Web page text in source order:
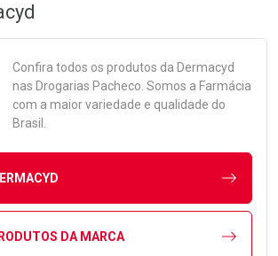
Confira todos os produtos da Dermacyd
nas Drogarias Pacheco. Somos a Farmácia
com a maior variedade e qualidade do
Brasil.
DA MARCA